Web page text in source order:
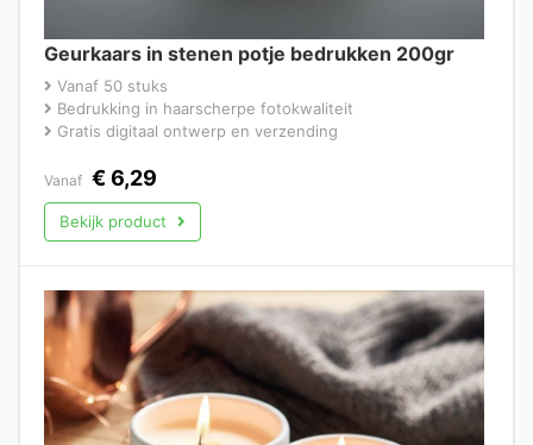
Geurkaars in stenen potje bedrukken 200gr
Vanaf 50 stuks
Bedrukking in haarscherpe fotokwaliteit
Gratis digitaal ontwerp en verzending
Vanaf €6,29
Bekijk product